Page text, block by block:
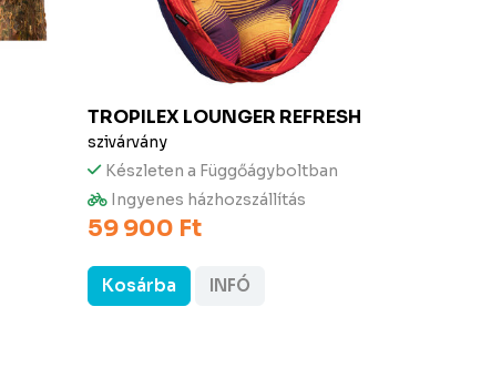
TROPILEXLOUNGER REFRESH
szivárvány
Készleten a Függőágyboltban
Ingyenes házhozszállítás
59 900 Ft
Kosárba INFÓ